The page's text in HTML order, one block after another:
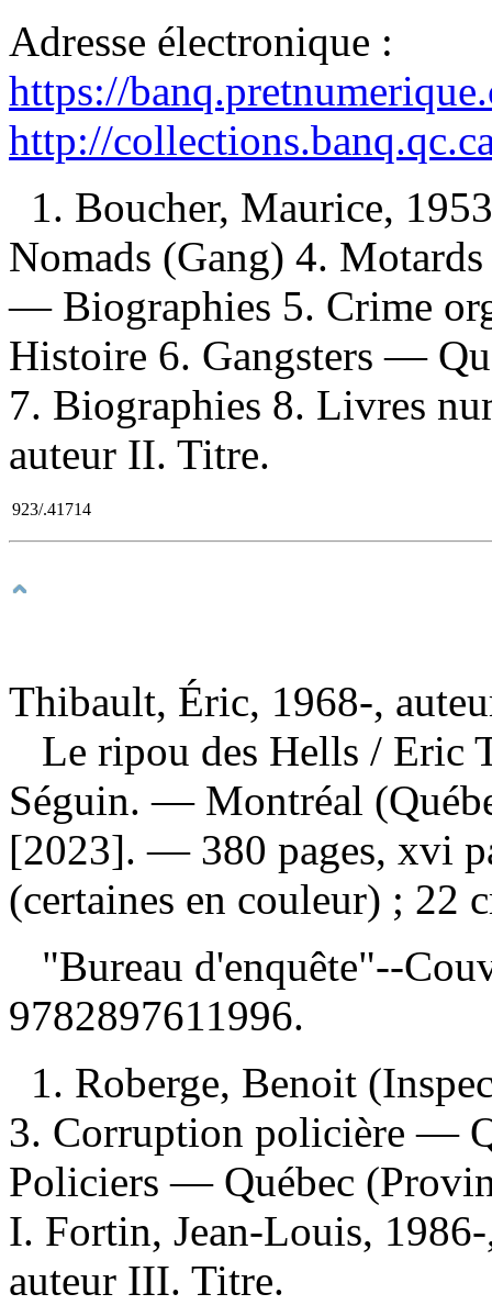
Adresse électronique :
https://
http://
1. Boucher, Maurice,
Nomads (Gang) 4.
— Biographies 5. Crime
Histoire 6. Gangsters —
7. Biographies 8. Livres
auteur II. Titre.
923/.41714
Thibault, Éric, 1968-,
Le ripou des Hells / Eric
Séguin. — Montréal
[2023]. — 380 pages, xvi
(certaines en couleur) ; 22
"Bureau d'enquête"--
9782897611996.
1. Roberge, Benoit
3. Corruption policière —
Policiers — Québec
I. Fortin, Jean-Louis,
auteur III. Titre.